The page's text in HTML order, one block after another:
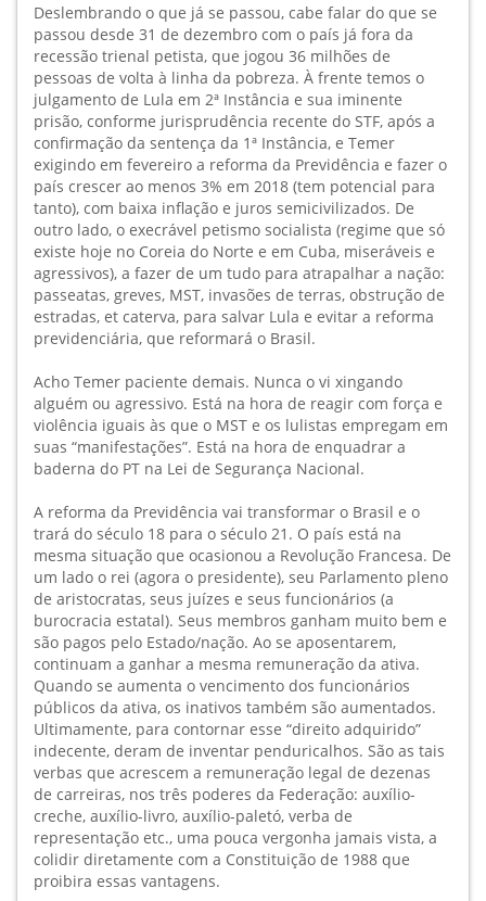
Deslembrando o que já se passou, cabe falar do que se
passou desde 31 de dezembro com o país já fora da
recessão trienal petista, que jogou 36 milhões de
pessoas de volta à linha da pobreza. À frente temos o
julgamento de Lula em 2ª Instância e sua iminente
prisão, conforme jurisprudência recente do STF, após a
confirmação da sentença da 1ª Instância, e Temer
exigindo em fevereiro a reforma da Previdência e fazer o
país crescer ao menos 3% em 2018 (tem potencial para
tanto), com baixa inflação e juros semicivilizados. De
outro lado, o execrável petismo socialista (regime que só
existe hoje no Coreia do Norte e em Cuba, miseráveis e
agressivos), a fazer de um tudo para atrapalhar a nação:
passeatas, greves, MST, invasões de terras, obstrução de
estradas, et caterva, para salvar Lula e evitar a reforma
previdenciária, que reformará o Brasil.
Acho Temer paciente demais. Nunca o vi xingando
alguém ou agressivo. Está na hora de reagir com força e
violência iguais às que o MST e os lulistas empregam em
suas “manifestações”. Está na hora de enquadrar a
baderna do PT na Lei de Segurança Nacional.
A reforma da Previdência vai transformar o Brasil e o
trará do século 18 para o século 21. O país está na
mesma situação que ocasionou a Revolução Francesa. De
um lado o rei (agora o presidente), seu Parlamento pleno
de aristocratas, seus juízes e seus funcionários (a
burocracia estatal). Seus membros ganham muito bem e
são pagos pelo Estado/nação. Ao se aposentarem,
continuam a ganhar a mesma remuneração da ativa.
Quando se aumenta o vencimento dos funcionários
públicos da ativa, os inativos também são aumentados.
Ultimamente, para contornar esse “direito adquirido”
indecente, deram de inventar penduricalhos. São as tais
verbas que acrescem a remuneração legal de dezenas
de carreiras, nos três poderes da Federação: auxílio-
creche, auxílio-livro, auxílio-paletó, verba de
representação etc., uma pouca vergonha jamais vista, a
colidir diretamente com a Constituição de 1988 que
proibira essas vantagens.